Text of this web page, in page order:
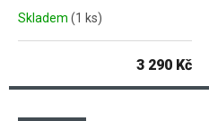
Skladem (1 ks)
3 290 Kč